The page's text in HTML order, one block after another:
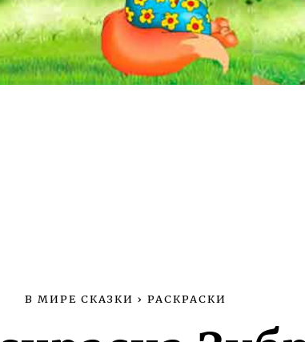
В МИРЕ СКАЗКИ › РАСКРАСКИ